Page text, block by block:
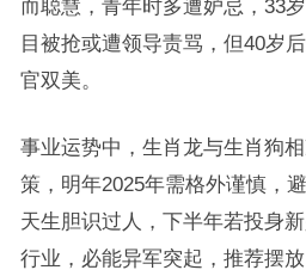
而聪慧，青年时多遭妒忌，33
目被抢或遭领导责骂，但40岁
官双美。
事业运势中，生肖龙与生肖狗
策，明年2025年需格外谨慎，
天生胆识过人，下半年若投身
行业，必能异军突起，推荐摆